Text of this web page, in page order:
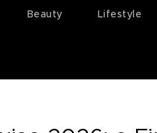
Beauty Lifestyle